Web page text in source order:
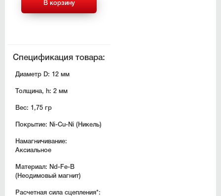
В корзину
Спецификация товара:
Диаметр D: 12 мм
Толщина, h: 2 мм
Вес: 1,75 гр
Покрытие: Ni-Cu-Ni (Никель)
Намагничивание:
Аксиальное
Материал:
Nd-Fe-B
(Неодимовый магнит)
Расчетная сила сцепления*: